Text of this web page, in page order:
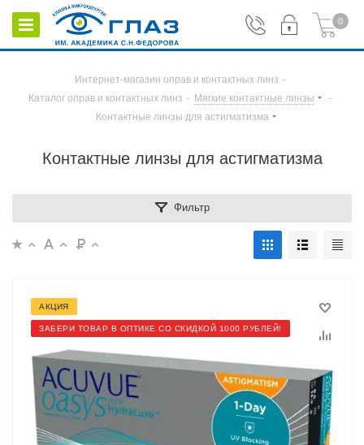
0
Интернет-магазин оправ и контактных линз -
Каталог оправ и контактных линз - Мягкие контактные линзы
-
Контактные линзы для астигматизма
Контактные линзы для астигматизма
Фильтр
АКЦИЯ
ЗАБЕРИ ТОВАР В ОПТИКЕ СО СКИДКОЙ 1000 РУБЛЕЙ!